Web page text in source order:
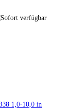
1,0-10,0 in